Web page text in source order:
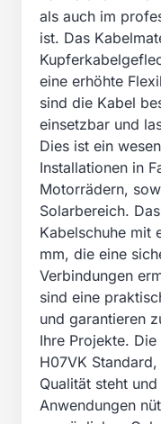
als auch im
ist. Das
eine erhöhte
sind die Kabel
einsetzbar und
Dies ist ein
Installationen in
Motorrädern,
Solarbereich.
Kabelschuhe mit
mm, die eine
Verbindungen
sind eine
und garantieren
Ihre Projekte.
H07VK
Qualität steht
Anwendungen